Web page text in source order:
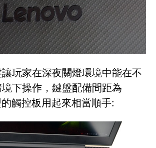
玩家在深夜關燈環境中能在不
下操作，鍵盤配備間距為
觸控板用起來相當順手: